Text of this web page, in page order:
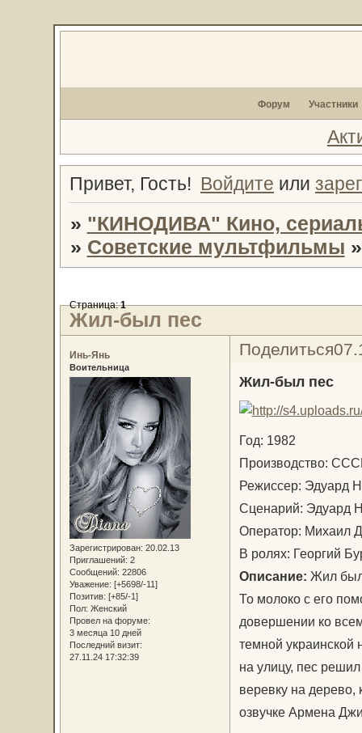
Форум Участники
Привет, Гость! Войдите или
» "КИНОДИВА" Кино,
» Советские мультфильмы
Жил-был пес
Страница:1
Поделиться
Инь-Янь
Воительница
Зарегистрирован: 20.02.13
Приглашений: 2
Сообщений: 22806
Уважение: [+5698/-11]
Позитив: [+85/-1]
Пол: Женский
Провел на форуме:
3 месяца 10 дней
Последний визит:
27.11.24 17:32:39
Жил-был пес
Год: 1982
Производство:
Режиссер: Эдуард
Сценарий: Эдуард
Оператор: Михаил
В ролях: Георгий
Описание: Жил был
То молоко с его
довершении ко
темной украинской
на улицу, пес
веревку на дерево,
озвучке Армена